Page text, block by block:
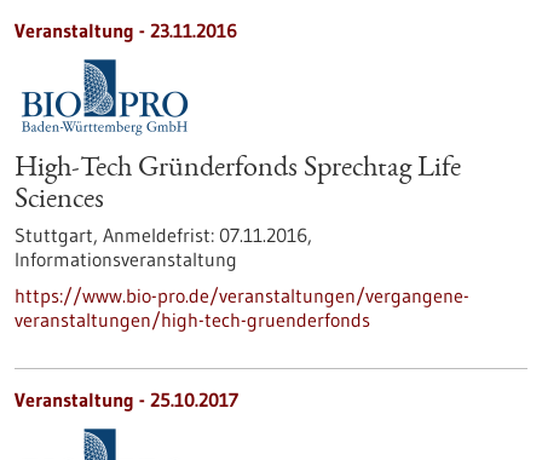
Veranstaltung - 23.11.2016
High-Tech Gründerfonds Sprechtag Life
Sciences
Stuttgart, Anmeldefrist: 07.11.2016,
Informationsveranstaltung
https://www.bio-pro.de/veranstaltungen/vergangene-
veranstaltungen/high-tech-gruenderfonds
Veranstaltung - 25.10.2017